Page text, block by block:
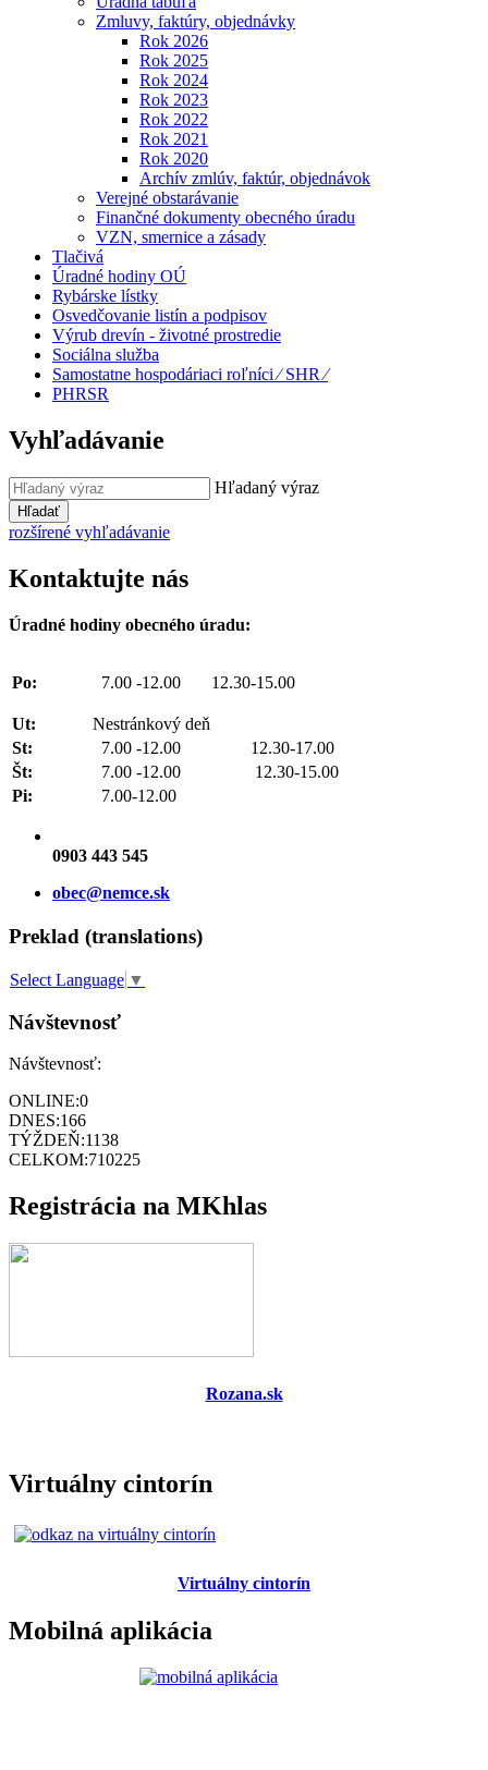
Zmluvy, faktúry, objednávky
Rok 2026
Rok 2025
Rok 2024
Rok 2023
Rok 2022
Rok 2021
Rok 2020
Archív zmlúv, faktúr, objednávok
Verejné obstarávanie
Finančné dokumenty obecného úradu
VZN, smernice a zásady
Tlačivá
Úradné hodiny OÚ
Rybárske lístky
Osvedčovanie listín a podpisov
Výrub drevín - životné prostredie
Sociálna služba
Samostatne hospodáriaci roľníci ⁄ SHR ⁄
PHRSR
Vyhľadávanie
Hľadaný výraz
Hľadať
rozšírené vyhľadávanie
Kontaktujte nás
Úradné hodiny obecného úradu:
Po: 7.00 -12.00 12.30-15.00
Ut:
Nestránkový deň
St:
7.00 -12.00 12.30-17.00
Št:
7.00 -12.00 12.30-15.00
Pi:
7.00-12.00
0903 443 545
obec@nemce.sk
Preklad (translations)
Select Language ▼
Návštevnosť
Návštevnosť:
ONLINE:0
DNES:166
TÝŽDEŇ:1138
CELKOM:710225
Registrácia na MKhlas
Rozana.sk
Virtuálny cintorín
Virtuálny cintorín
Mobilná aplikácia